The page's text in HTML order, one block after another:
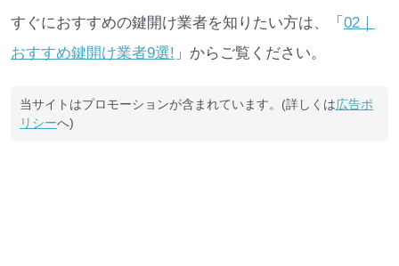
すぐにおすすめの鍵開け業者を知りたい方は、「 02｜
おすすめ鍵開け業者9選! 」からご覧ください。
当サイトはプロモーションが含まれています。(詳しくは広告ポ
リシーへ)